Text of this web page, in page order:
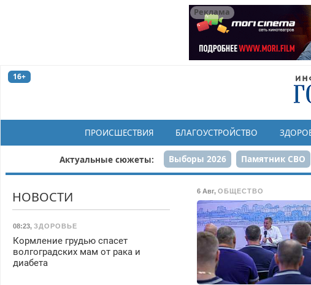
Реклама
16+
ПРОИСШЕСТВИЯ БЛАГОУСТРОЙСТВО
Актуальные сюжеты: Выборы 2026 Памятник СВО
6 Авг,ОБЩЕСТВО
НОВОСТИ
08:23, ЗДОРОВЬЕ
Кормление грудью спасет
волгоградских мам от рака и
диабета